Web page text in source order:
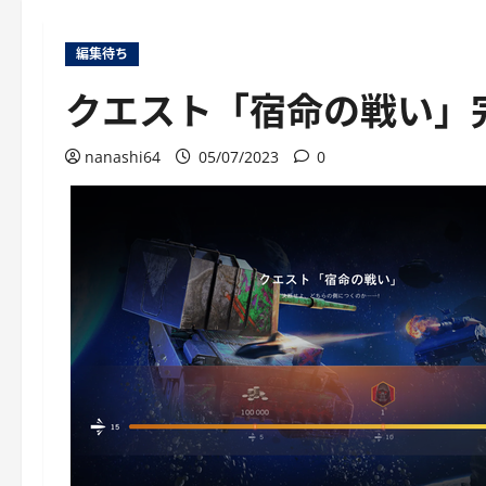
編集待ち
クエスト「宿命の戦い」
nanashi64 05/07/2023 0